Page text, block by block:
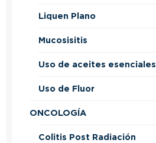
Liquen Plano
Mucosisitis
Uso de aceites esenciales
Uso de Fluor
ONCOLOGÍA
Colitis Post Radiación